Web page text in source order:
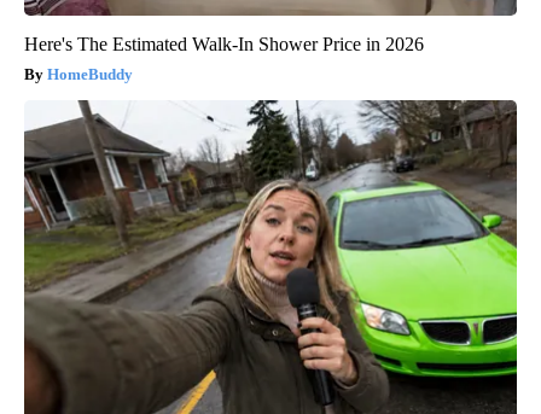
Here's The Estimated Walk-In Shower Price in 2026
HomeBuddy